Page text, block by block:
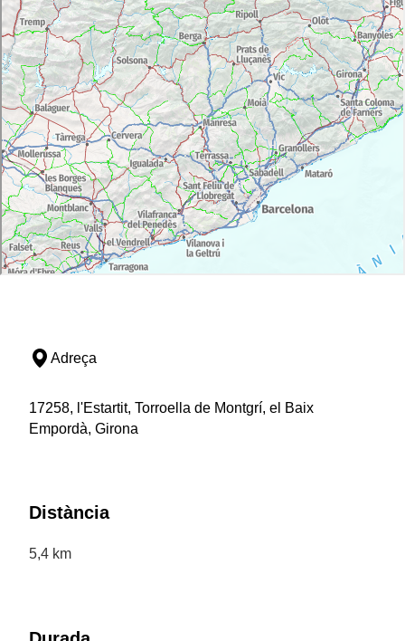
Adreça
17258, l'Estartit, Torroella de Montgrí, el Baix
Empordà, Girona
Distància
5,4 km